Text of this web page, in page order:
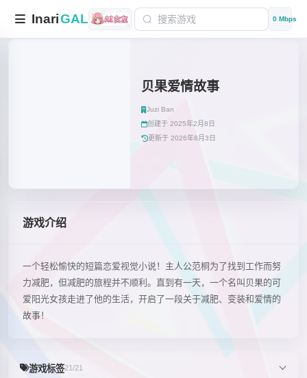
InariGAL 0 Mbps
贝果爱情故事
Juzi Ban
创建于 2025年2月8日
更新于 2026年8月3日
游戏介绍
一个轻松愉快的短篇恋爱视觉小说！主人公范桐为了找到工作而努
力减肥，但减肥的旅程并不顺利。直到有一天，一个名叫贝果的可
爱阳光女孩走进了他的生活，开启了一段关于减肥、变装和爱情的
故事！
游戏标签21/21